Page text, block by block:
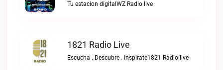
Tu estacion digitalWZ Radio live
1821 Radio Live
Escucha . Descubre . Inspírate1821 Radio live